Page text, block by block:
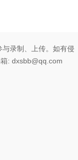
录制、上传。如有侵
: dxsbb@qq.com